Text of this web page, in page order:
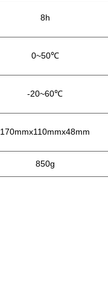
8h
0~50℃
-20~60℃
170mmx110mmx48mm
850g